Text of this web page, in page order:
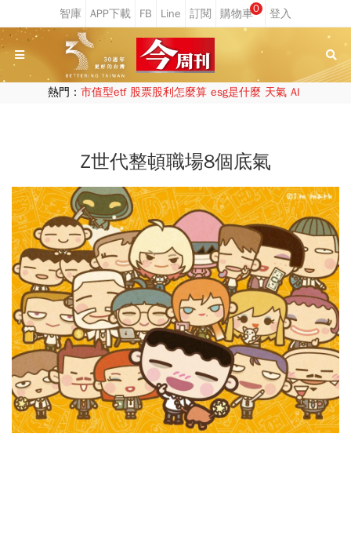
0
熱門： 市值型etf 股票股利怎麼算 esg是什麼 天氣 AI
Z世代整頓職場8個底氣